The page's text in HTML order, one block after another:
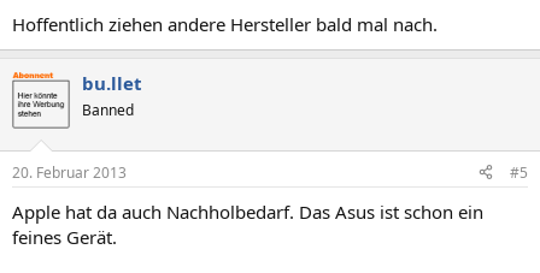
Hoffentlich ziehen andere Hersteller bald mal nach.
bu.llet
Banned
20. Februar 2013 #5
Apple hat da auch Nachholbedarf. Das Asus ist schon ein
feines Gerät.